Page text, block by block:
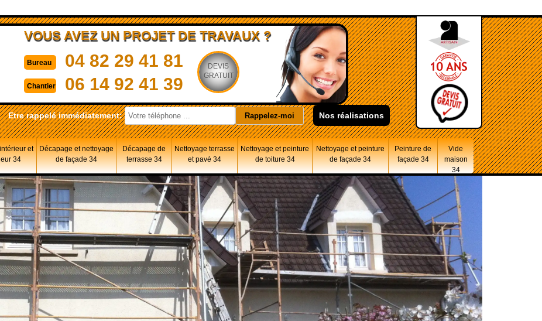
VOUS AVEZ UN PROJET DE TRAVAUX ?
Bureau 04 82 29 41 81
Chantier 06 14 92 41 39
DEVIS
GRATUIT
Etre rappelé immédiatement: Nos réalisations
et
34
Décapage et nettoyage
de façade 34
Décapage de
terrasse 34
Nettoyage terrasse
et pavé 34
Nettoyage et peinture
de toiture 34
Nettoyage et peinture
de façade 34
Peinture de
façade 34
Vide
maison
34